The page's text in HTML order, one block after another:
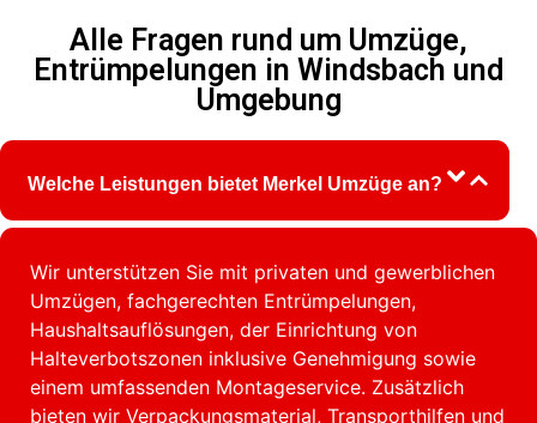
Alle Fragen rund um Umzüge,
Entrümpelungen in Windsbach und
Umgebung
Welche Leistungen bietet Merkel Umzüge an?
Wir unterstützen Sie mit privaten und gewerblichen
Umzügen, fachgerechten Entrümpelungen,
Haushaltsauflösungen, der Einrichtung von
Halteverbotszonen inklusive Genehmigung sowie
einem umfassenden Montageservice. Zusätzlich
bieten wir Verpackungsmaterial, Transporthilfen und